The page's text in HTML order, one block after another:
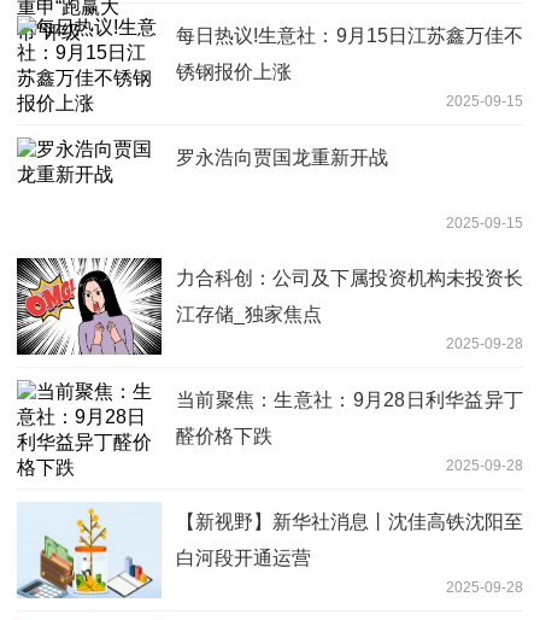
每日热议!生意社：9月15日江苏鑫万佳不
锈钢报价上涨
2025-09-15
罗永浩向贾国龙重新开战
2025-09-15
力合科创：公司及下属投资机构未投资长
江存储_独家焦点
2025-09-28
当前聚焦：生意社：9月28日利华益异丁
醛价格下跌
2025-09-28
【新视野】新华社消息丨沈佳高铁沈阳至
白河段开通运营
2025-09-28